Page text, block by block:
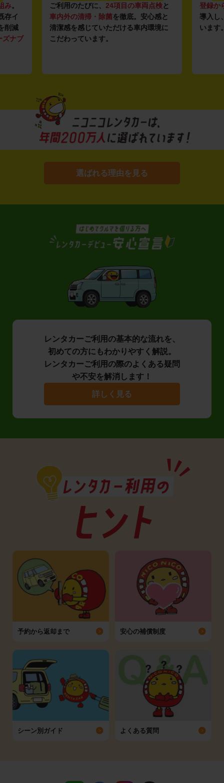
み。
存イ
削減
ズナブ
ご利用のたびに、 24項目の車両点検と
車内外の清掃・除菌を徹底。安心感と
清潔感を感じていただける車内環境に
こだわっています。
登録か
導入し
います
選ばれる理由を見る
レンタカーご利用の基本的な流れを、
初めての方にもわかりやすく解説。
レンタカーご利用の際のよくある疑問
や不安を解消します！
詳しく見る
予約から返却まで 安心の補償制度
シーン別ガイド よくある質問